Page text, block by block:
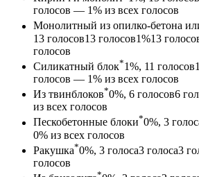
голосов — 1% из всех голосов
Монолитный из опилко-бетона
13 голосов13 голосов1%13
голосов
Силикатный блок*1%, 11 голосов
голосов — 1% из всех голосов
Из твинблоков*0%, 6 голосов6
из всех голосов
Пескобетонные блоки*0%, 3
0% из всех голосов
Ракушка*0%, 3 голоса3 голоса3
голосов
*